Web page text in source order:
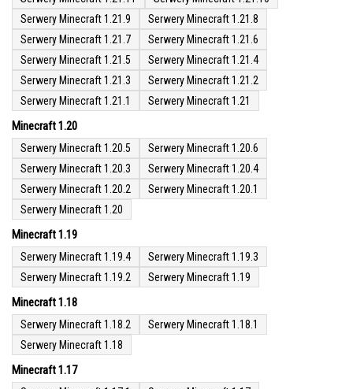
Serwery Minecraft 1.21.9
Serwery Minecraft 1.21.8
Serwery Minecraft 1.21.7
Serwery Minecraft 1.21.6
Serwery Minecraft 1.21.5
Serwery Minecraft 1.21.4
Serwery Minecraft 1.21.3
Serwery Minecraft 1.21.2
Serwery Minecraft 1.21.1
Serwery Minecraft 1.21
Minecraft 1.20
Serwery Minecraft 1.20.5
Serwery Minecraft 1.20.6
Serwery Minecraft 1.20.3
Serwery Minecraft 1.20.4
Serwery Minecraft 1.20.2
Serwery Minecraft 1.20.1
Serwery Minecraft 1.20
Minecraft 1.19
Serwery Minecraft 1.19.4
Serwery Minecraft 1.19.3
Serwery Minecraft 1.19.2
Serwery Minecraft 1.19
Minecraft 1.18
Serwery Minecraft 1.18.2
Serwery Minecraft 1.18.1
Serwery Minecraft 1.18
Minecraft 1.17